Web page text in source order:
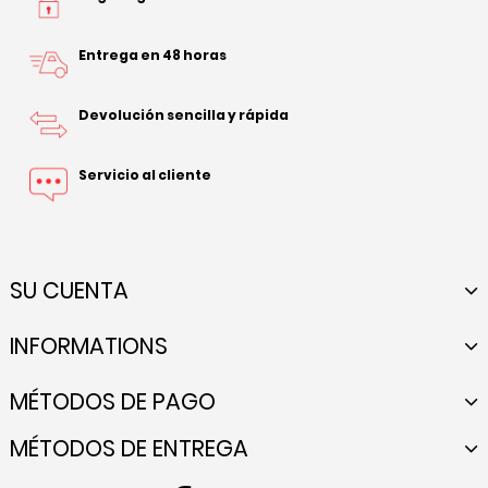
Entrega en 48 horas
Devolución sencilla y rápida
Servicio al cliente
SU CUENTA
INFORMATIONS
MÉTODOS DE PAGO
MÉTODOS DE ENTREGA